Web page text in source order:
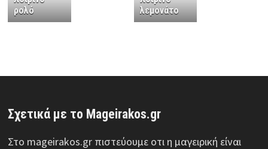
ρολό
λεμονάτο
Σχετικά με το Mageirakos.gr
Στο mageirakos.gr πιστεύουμε οτι η μαγειρική είναι